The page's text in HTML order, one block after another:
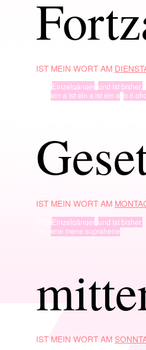
IST MEIN WORT AM
Einzelgänger, und ist bisher.
ein a ist ein a ist ein a,o ö
IST MEIN WORT AM
Einzelgänger, und ist bisher.
ene mene suprahene
IST MEIN WORT AM